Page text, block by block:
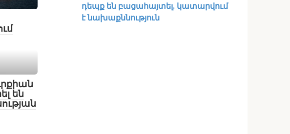
են
դեպք են բացահայտել․ կատարվում
է նախաքննություն